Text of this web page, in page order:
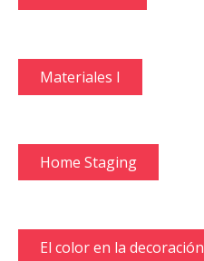
Materiales I
Home Staging
El color en la decoración